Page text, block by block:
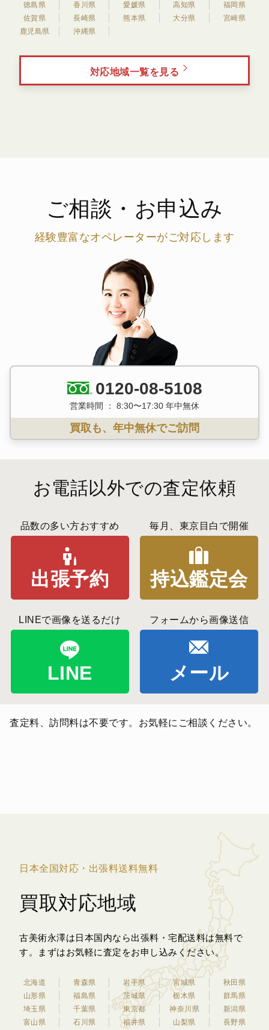
徳島県 香川県 愛媛県 高知県
福岡県
佐賀県
長崎県 熊本県 大分県
宮崎県
鹿児島県
沖縄県
対応地域一覧を見る
ご相談・お申込み
経験豊富なオペレーターがご対応します
0120-08-5108
営業時間 ： 8:30〜17:30 年中無休
買取も、年中無休でご訪問
お電話以外での査定依頼
品数の多い方おすすめ
出張予約
毎月、東京目白で開催
持込鑑定会
LINEで画像を送るだけ
LINE
フォームから画像送信
メール
査定料、訪問料は不要です。お気軽にご相談ください。
日本全国対応・出張料送料無料
買取対応地域
古美術永澤は日本国内なら出張料・宅配送料は無料で
す。
まずはお気軽に査定をお申し込みください。
北海道 青森県 岩手県 宮城県
秋田県
山形県
福島県 茨城県 栃木県
群馬県
埼玉県
千葉県 東京都 神奈川県
新潟県
富山県
石川県 福井県 山梨県
長野県